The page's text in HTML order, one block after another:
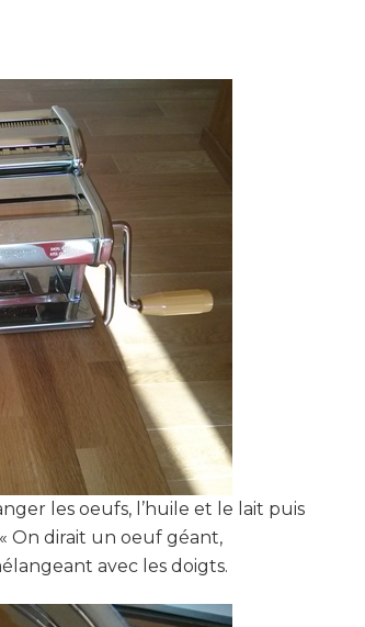
les oeufs, l’huile et le lait puis
On dirait un oeuf géant,
avec les doigts.